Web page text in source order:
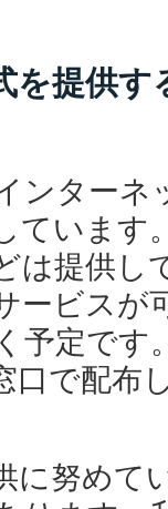
を提供
ンターネ
ています
は提供し
ービスが
予定です
口で配布
に努めて